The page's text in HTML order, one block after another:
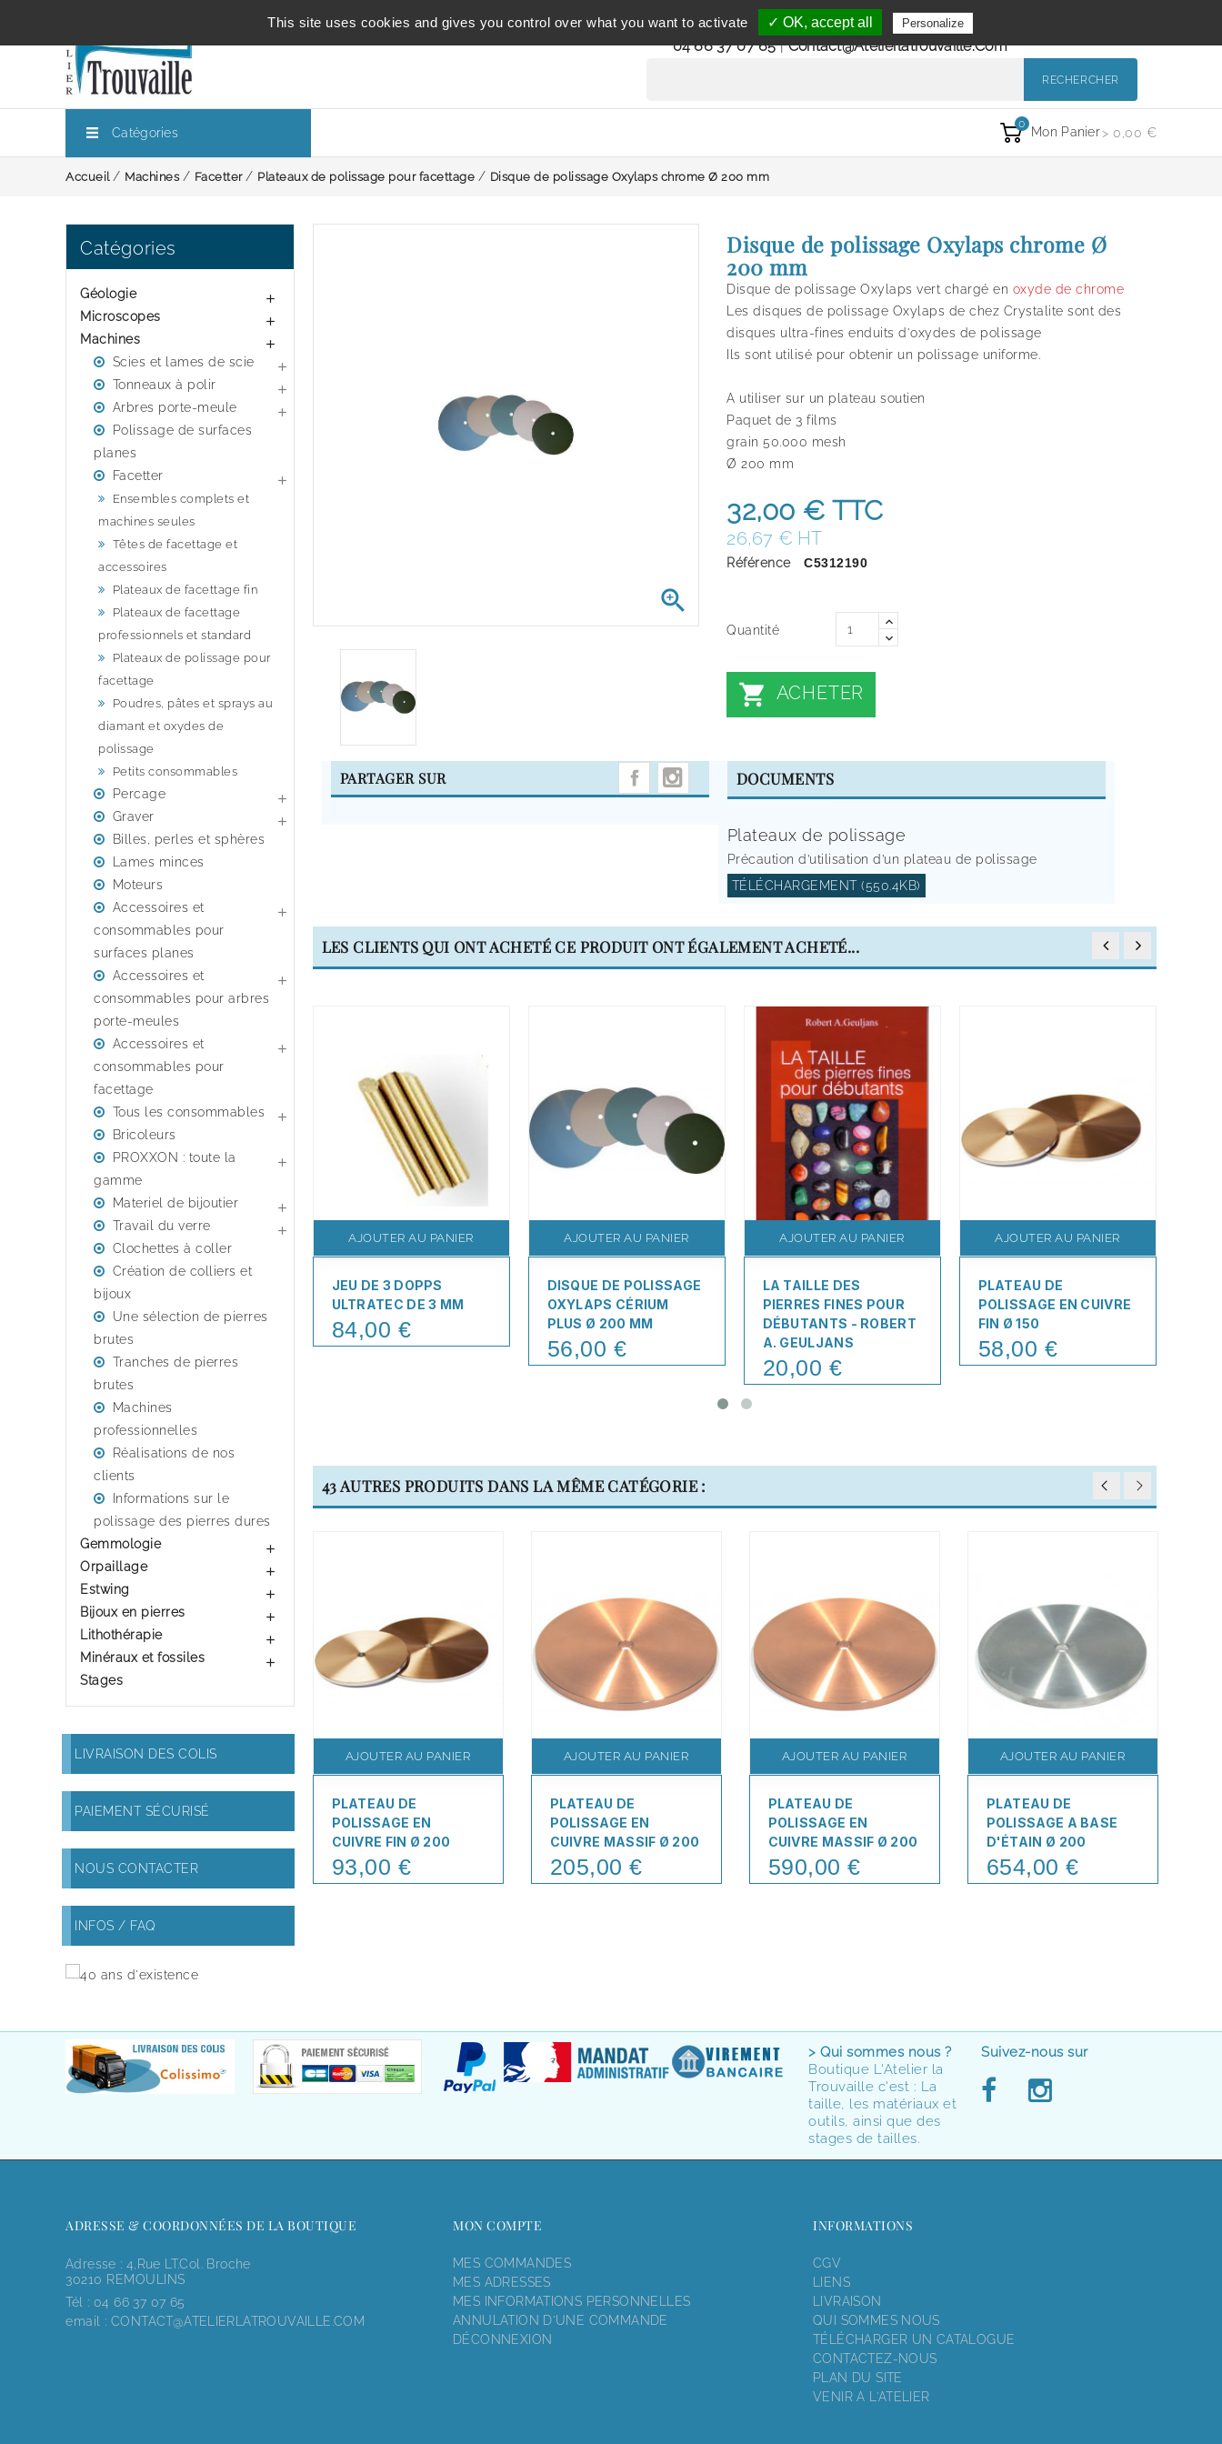
Service clientèle
du lundi au vendredi de 9h à 12h et de 14h à 18h
04 66 37 07 65|Contact@atelierlatrouvaille.com
RECHERCHER
Catégories
0
Mon Panier> 0,00 €
Accueil Machines Facetter Plateaux de polissage pour facettage Disque de polissage Oxylaps chrome Ø 200 mm
Catégories
Géologie 
Microscopes 
Machines 
Scies et lames de scie 
Tonneaux à polir 
Arbres porte-meule 
Polissage de surfaces
planes
Facetter

Ensembles complets et
machines seules
Têtes de facettage et
accessoires
Plateaux de facettage fin
Plateaux de facettage
professionnels et standard
Plateaux de polissage pour
facettage
Poudres, pâtes et sprays au
diamant et oxydes de
polissage
Petits consommables
Percage 
Graver 
Billes, perles et sphères
Lames minces
Moteurs
Accessoires et
consommables pour
surfaces planes

Accessoires et
consommables pour arbres
porte-meules

Accessoires et
consommables pour
facettage

Tous les consommables 
Bricoleurs
PROXXON : toute la
gamme

Materiel de bijoutier 
Travail du verre 
Clochettes à coller
Création de colliers et
bijoux
Une sélection de pierres
brutes
Tranches de pierres
brutes
Machines
professionnelles
Réalisations de nos
clients
Informations sur le
polissage des pierres dures
Gemmologie

Orpaillage 
Estwing 
Bijoux en pierres 
Lithothérapie 
Minéraux et fossiles 
Stages
LIVRAISON DES COLIS
PAIEMENT SÉCURISÉ
NOUS CONTACTER
INFOS / FAQ

Disque de polissage Oxylaps chrome Ø
200 mm
Disque de polissage Oxylaps vert chargé en oxyde de chrome
Les disques de polissage Oxylaps de chez Crystalite sont des
disques ultra-fines enduits d'oxydes de polissage
Ils sont utilisé pour obtenir un polissage uniforme.
A utiliser sur un plateau soutien
Paquet de 3 films
grain 50.000 mesh
Ø 200 mm
32,00 € TTC
26,67 € HT
Référence C5312190
Quantité
 ACHETER
PARTAGER SUR INSTAGRAMDOCUMENTS
Plateaux de polissage
Précaution d’utilisation d’un plateau de polissage
TÉLÉCHARGEMENT (550.4KB)
LES CLIENTS QUI ONT ACHETÉ CE PRODUIT ONT ÉGALEMENT ACHETÉ...
AJOUTER AU PANIER
JEU DE 3 DOPPS
ULTRATEC DE 3 MM
Price
84,00 €
AJOUTER AU PANIER
DISQUE DE POLISSAGE
OXYLAPS CÉRIUM
PLUS Ø 200 MM
Price
56,00 €
AJOUTER AU PANIER
LA TAILLE DES
PIERRES FINES POUR
DÉBUTANTS - ROBERT
A. GEULJANS
Price
20,00 €
AJOUTER AU PANIER
PLATEAU DE
POLISSAGE EN CUIVRE
FIN Ø 150
Price
58,00 €
43 AUTRES PRODUITS DANS LA MÊME CATÉGORIE :
AJOUTER AU PANIER
PLATEAU DE
POLISSAGE EN
CUIVRE FIN Ø 200
Price
93,00 €
AJOUTER AU PANIER
PLATEAU DE
POLISSAGE EN
CUIVRE MASSIF Ø 200
Price
205,00 €
AJOUTER AU PANIER
PLATEAU DE
POLISSAGE EN
CUIVRE MASSIF Ø 200
Price
590,00 €
AJOUTER AU PANIER
PLATEAU DE
POLISSAGE A BASE
D'ÉTAIN Ø 200
Price
654,00 €
> Qui sommes nous ?
Boutique L'Atelier la
Trouvaille c'est : La
taille, les matériaux et
outils, ainsi que des
stages de tailles.
Suivez-nous sur
ADRESSE & COORDONNÉES DE LA BOUTIQUE
Adresse : 4,rue LT.Col. Broche
30210 REMOULINS
Tél : 04 66 37 07 65
email : CONTACT@ATELIERLATROUVAILLE.COM
MON COMPTE
MES COMMANDES
MES ADRESSES
MES INFORMATIONS PERSONNELLES
ANNULATION D'UNE COMMANDE
DÉCONNEXION
INFORMATIONS
CGV
LIENS
LIVRAISON
QUI SOMMES NOUS
TÉLÉCHARGER UN CATALOGUE
CONTACTEZ-NOUS
PLAN DU SITE
VENIR A L'ATELIER
This site uses cookies and gives you control over what you want to activate ✓ OK, accept all Personalize